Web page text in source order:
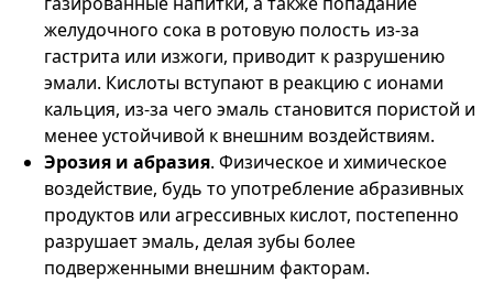
желудочного сока в ротовую полость из-за
гастрита или изжоги, приводит к разрушению
эмали. Кислоты вступают в реакцию с ионами
кальция, из-за чего эмаль становится пористой и
менее устойчивой к внешним воздействиям.
Эрозия и абразия. Физическое и химическое
воздействие, будь то употребление абразивных
продуктов или агрессивных кислот, постепенно
разрушает эмаль, делая зубы более
подверженными внешним факторам.